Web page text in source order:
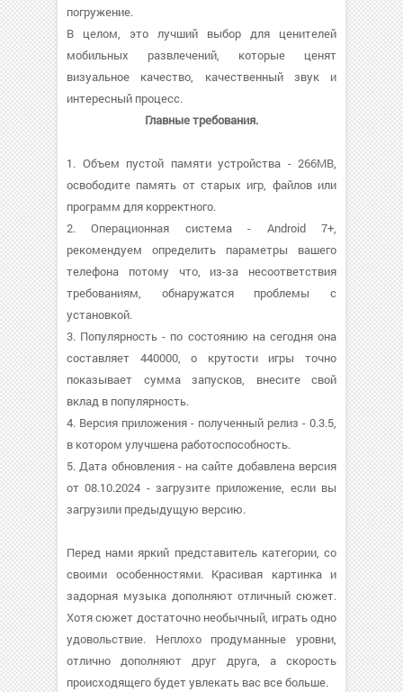
погружение.
В целом, это лучший выбор для ценителей
мобильных развлечений, которые ценят
визуальное качество, качественный звук и
интересный процесс.
Главные требования.
1. Объем пустой памяти устройства - 266MB,
освободите память от старых игр, файлов или
программ для корректного.
2. Операционная система - Android 7+,
рекомендуем определить параметры вашего
телефона потому что, из-за несоответствия
требованиям, обнаружатся проблемы с
установкой.
3. Популярность - по состоянию на сегодня она
составляет 440000, о крутости игры точно
показывает сумма запусков, внесите свой
вклад в популярность.
4. Версия приложения - полученный релиз - 0.3.5,
в котором улучшена работоспособность.
5. Дата обновления - на сайте добавлена версия
от 08.10.2024 - загрузите приложение, если вы
загрузили предыдущую версию.
Перед нами яркий представитель категории, со
своими особенностями. Красивая картинка и
задорная музыка дополняют отличный сюжет.
Хотя сюжет достаточно необычный, играть одно
удовольствие. Неплохо продуманные уровни,
отлично дополняют друг друга, а скорость
происходящего будет увлекать вас все больше.